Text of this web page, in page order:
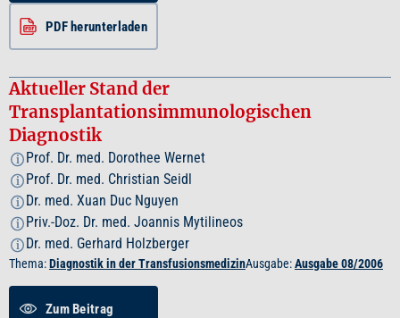
PDF herunterladen
Aktueller Stand der
Transplantationsimmunologischen
Diagnostik
i Prof. Dr. med. Dorothee Wernet
i Prof. Dr. med. Christian Seidl
i Dr. med. Xuan Duc Nguyen
i Priv.-Doz. Dr. med. Joannis Mytilineos
i Dr. med. Gerhard Holzberger
Thema:Diagnostik in der TransfusionsmedizinAusgabe:Ausgabe 08/2006
Zum Beitrag